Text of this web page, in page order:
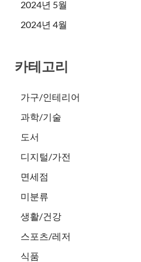
2024년 5월
2024년 4월
카테고리
가구/인테리어
과학/기술
도서
디지털/가전
면세점
미분류
생활/건강
스포츠/레저
식품